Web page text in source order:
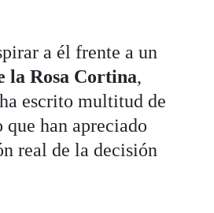
a él frente a un
la Rosa Cortina,
escrito multitud de
han apreciado
real de la decisión